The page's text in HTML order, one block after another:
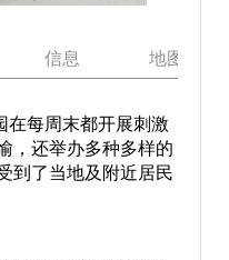
信息 地图
在每周末都开展刺激
，还举办多种多样的
到了当地及附近居民